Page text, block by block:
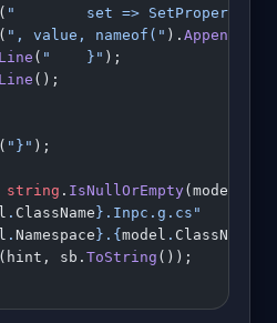
( "        set =>
( ", value, nameof(" ). Append
( "    }" );
();
( "}" );
string . IsNullOrEmpty
. ClassName} .Inpc.g.cs"
. Namespace} . {model . ClassName
(hint, sb. ToString ());